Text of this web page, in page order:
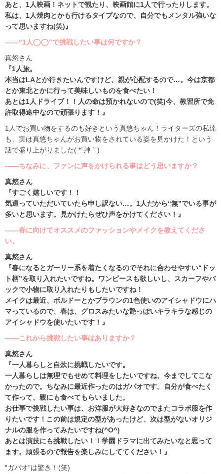
あと、1人映画！ネットで観たり、映画館に1人で行ったりします。
私は、1人焼肉とかも行けるタイプなので、自分でもメンタル強いな
って思いますね(笑)』
――“1人◯◯”で挑戦したい事は何ですか？
真悠さん
『1人旅。
本当はLAとか行きたいんですけど、親が心配するので…。今は京都
とか東北とかに行って美味しいものを食べたい！
あとは1人ドライブ！！人の命は預かれないので(笑)今、教習所で免
許取得途中なので頑張ります！』
1人でお買い物をするのも好きという真悠ちゃん！ライターズの私達
も、実は真悠ちゃんがお買い物をされている姿を見かけた！という
話で盛り上がりました( *´艸｀)
――ちなみに、ファンに声をかけられる事はどう思いますか？
真悠さん
『すごく嬉しいです！！
気遣っていただいていたら申し訳ない…。1人だから“無”でいる事が
多いと思います。見かけたらぜひ声をかけてください！』
――春に向けてオススメのファッションやメイクを教えてくださ
い。
真悠さん
『春になるとガーリー系を着たくなるのでそれに合わせやすい“ドッ
ト柄”を取り入れたいですね。ワンピースも欲しいし、スカーフやバ
ックで小物に取り入れたりもしたいですね！
メイクは最近、ボルドーとかブラウンの1色使いのアイシャドウにハ
マっているので、春は、グロスみたいな艶っぽいキラキラな感じの
アイシャドウを使いたいです！』
――これから挑戦したい事はありますか？
真悠さん
『一人暮らしと自炊に挑戦したいです。
一人暮らしは無理でもせめて料理をしたいですね。今までしてこな
かったので。ちなみに最近作ったのはガパオです。自分が食べたく
て作って、親にも食べてもらいました。
お仕事で挑戦したい事は、お洋服が大好きなのでまたコラボ服を作
りたいです！この前は規定の型があったけど、次は型がないオリジ
ナルの服を作ってみたいですね(^O^)
あとは演技にも挑戦したい！！学園ドラマに出てみたいなと思って
ます。頑張るので報告を楽しみにしててください！』
“ガパオ”は驚き！(笑)